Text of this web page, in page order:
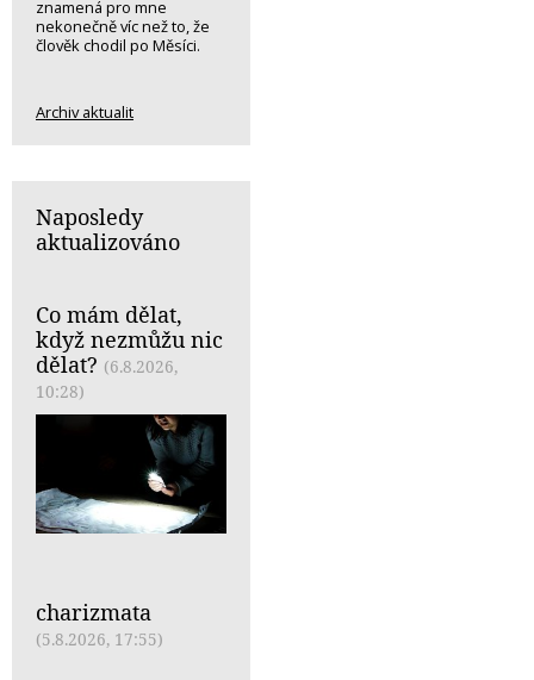
znamená pro mne
nekonečně víc než to, že
člověk chodil po Měsíci.
Archiv aktualit
Naposledy
aktualizováno
Co mám dělat,
když nezmůžu nic
dělat? (6.8.2026,
10:28)
charizmata
(5.8.2026, 17:55)